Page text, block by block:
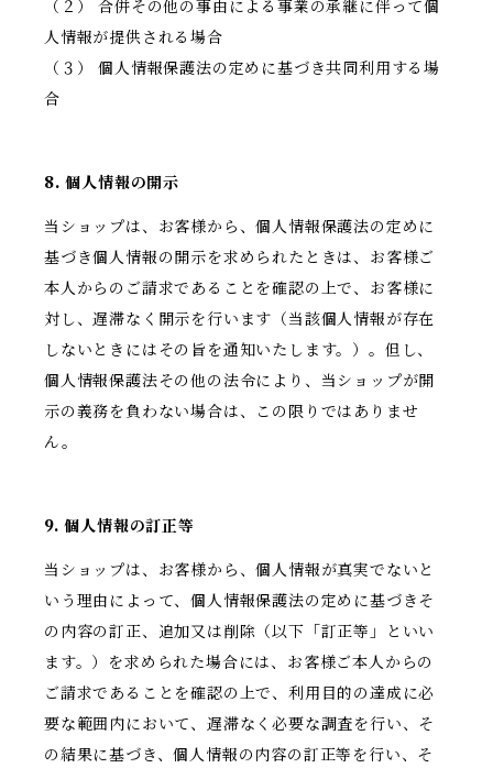
（２） 合併その他の事由による事業の承継に伴って個
人情報が提供される場合
（３） 個人情報保護法の定めに基づき共同利用する場
合
8. 個人情報の開示
当ショップは、お客様から、個人情報保護法の定めに
基づき個人情報の開示を求められたときは、お客様ご
本人からのご請求であることを確認の上で、お客様に
対し、遅滞なく開示を行います（当該個人情報が存在
しないときにはその旨を通知いたします。）。但し、
個人情報保護法その他の法令により、当ショップが開
示の義務を負わない場合は、この限りではありませ
ん。
9. 個人情報の訂正等
当ショップは、お客様から、個人情報が真実でないと
いう理由によって、個人情報保護法の定めに基づきそ
の内容の訂正、追加又は削除（以下「訂正等」といい
ます。）を求められた場合には、お客様ご本人からの
ご請求であることを確認の上で、利用目的の達成に必
要な範囲内において、遅滞なく必要な調査を行い、そ
の結果に基づき、個人情報の内容の訂正等を行い、そ